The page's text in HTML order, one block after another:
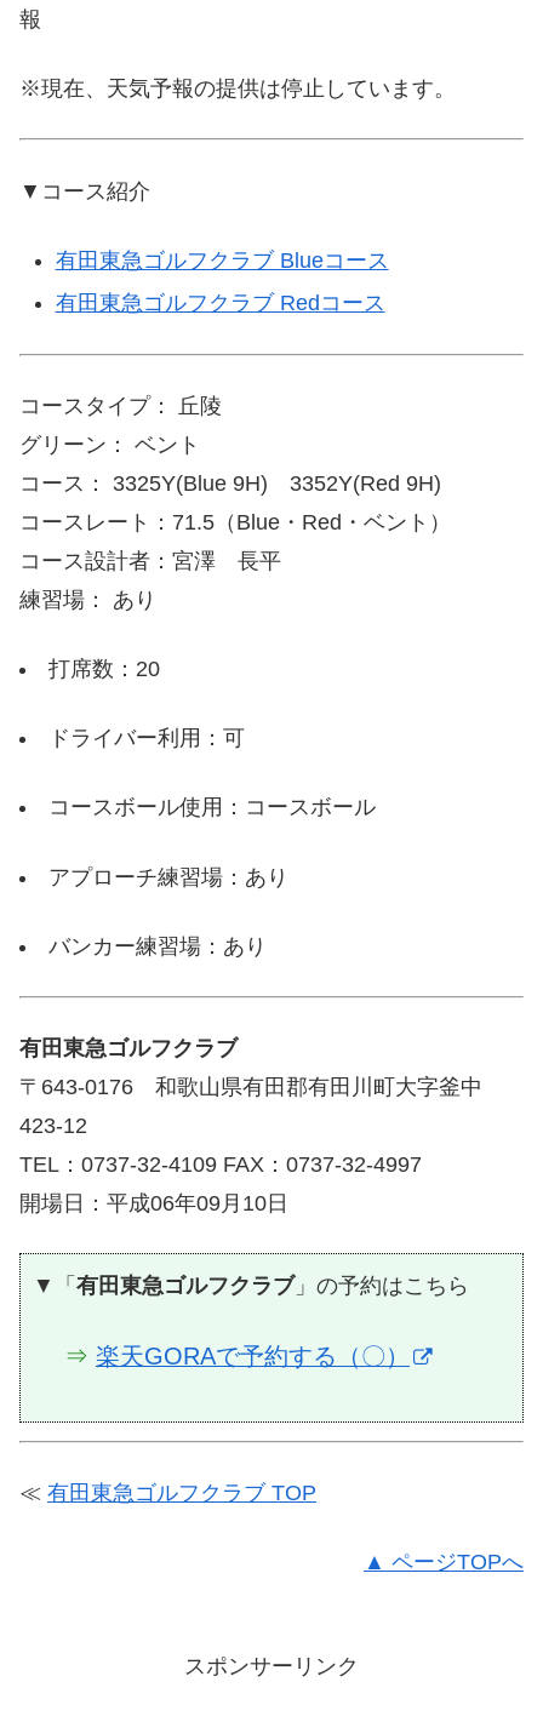
報
※現在、天気予報の提供は停止しています。
▼コース紹介
有田東急ゴルフクラブ Blueコース
有田東急ゴルフクラブ Redコース
コースタイプ： 丘陵
グリーン： ベント
コース： 3325Y(Blue 9H) 3352Y(Red 9H)
コースレート：71.5（Blue・Red・ベント）
コース設計者：宮澤 長平
練習場： あり
打席数：20
ドライバー利用：可
コースボール使用：コースボール
アプローチ練習場：あり
バンカー練習場：あり
有田東急ゴルフクラブ
〒643-0176 和歌山県有田郡有田川町大字釜中
423-12
TEL：0737-32-4109 FAX：0737-32-4997
開場日：平成06年09月10日
▼「 有田東急ゴルフクラブ」の予約はこちら
⇒ 楽天GORAで予約する（〇）
≪ 有田東急ゴルフクラブ TOP
▲ ページTOPへ
スポンサーリンク